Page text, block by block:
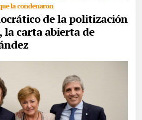
la condenaron
de la politización
la carta abierta de